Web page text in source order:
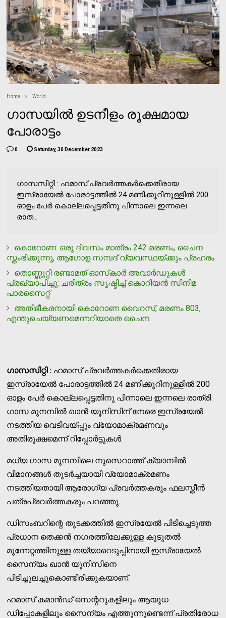
Home World
ഗാസയില്‍ ഉടനീളം രൂക്ഷമായ
പോരാട്ടം
0 Saturday, 30 December 2023
ഗാസസിറ്റി : ഹമാസ് പ്രവര്‍ത്തകര്‍ക്കെതിരായ
ഇസ്രായേല്‍ പോരാട്ടത്തില്‍ 24 മണിക്കൂറിനുള്ളില്‍ 200
ഓളം പേര്‍ കൊല്ലപ്പെട്ടതിനു പിന്നാലെ ഇന്നലെ
രാത...
കൊറോണ: ഒരു ദിവസം മാത്രം 242 മരണം, ചൈന
സ്തംഭിക്കുന്നു, ആഗോള സമ്പദ് വ്യവസ്ഥയ്ക്കും പ്രഹരം
തൊണ്ണൂറ്റി രണ്ടാമത് ഓസ്‌കാര്‍ അവാര്‍ഡുകള്‍
പ്രഖ്യാപിച്ചു: ചരിത്രം സൃഷ്ടിച്ച് കൊറിയന്‍ സിനിമ
പാരസൈറ്റ്
അതിഭീകരനായി കൊറോണ വൈറസ്, മരണം 803,
എന്തുചെയ്യണമെന്നറിയാതെ ചൈന
ഗാസസിറ്റി : ഹമാസ് പ്രവര്‍ത്തകര്‍ക്കെതിരായ
ഇസ്രായേല്‍ പോരാട്ടത്തില്‍ 24 മണിക്കൂറിനുള്ളില്‍ 200
ഓളം പേര്‍ കൊല്ലപ്പെട്ടതിനു പിന്നാലെ ഇന്നലെ രാത്രി
ഗാസ മുനമ്പില്‍ ഖാന്‍ യൂനിസിന് നേരെ ഇസ്രയേല്‍
നടത്തിയ വെടിവയ്പ്പും വ്യോമാക്രമണവും
അതിരൂക്ഷമെന്ന് റിപ്പോര്‍ട്ടുകള്‍.
മധ്യ ഗാസ മുനമ്പിലെ നുസെറാത്ത് ക്യാമ്പില്‍
വിമാനങ്ങള്‍ തുടര്‍ച്ചയായി വ്യോമാക്രമണം
നടത്തിയതായി ആരോഗ്യ പ്രവര്‍ത്തകരും ഫലസ്തീന്‍
പത്രപ്രവര്‍ത്തകരും പറഞ്ഞു.
ഡിസംബറിന്റെ തുടക്കത്തില്‍ ഇസ്രയേല്‍ പിടിച്ചെടുത്ത
പ്രധാന തെക്കന്‍ നഗരത്തിലേക്കുള്ള കൂടുതല്‍
മുന്നേറ്റത്തിനുള്ള തയ്യാറെടുപ്പിനായി ഇസ്രായേല്‍
സൈന്യം ഖാന്‍ യൂനിസിനെ
പിടിച്ചുലച്ചുകൊണ്ടിരിക്കുകയാണ്.
ഹമാസ് കമാന്‍ഡ് സെന്ററുകളിലും ആയുധ
ഡിപ്പോകളിലും സൈന്യം എത്തുന്നുണ്ടെന്ന് പ്രതിരോധ